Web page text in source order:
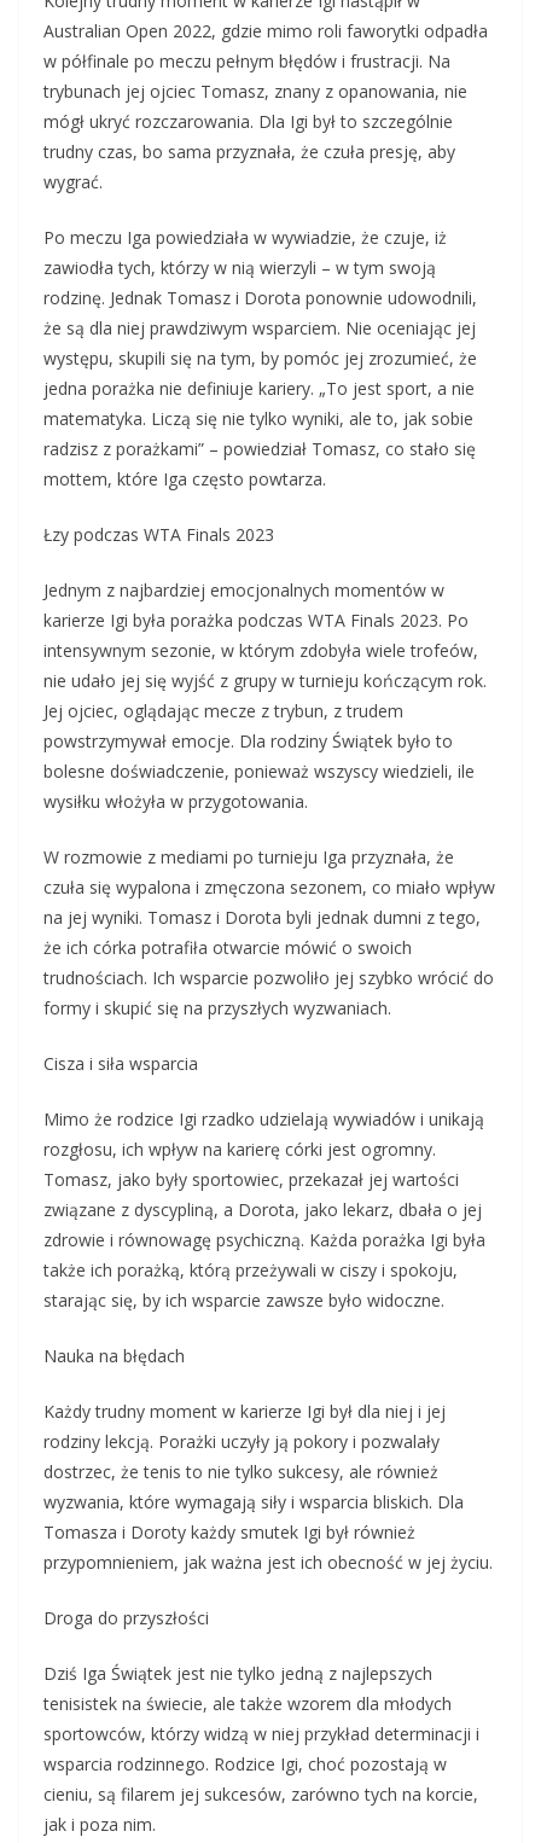
Australian Open 2022, gdzie mimo roli faworytki odpadła
w półfinale po meczu pełnym błędów i frustracji. Na
trybunach jej ojciec Tomasz, znany z opanowania, nie
mógł ukryć rozczarowania. Dla Igi był to szczególnie
trudny czas, bo sama przyznała, że czuła presję, aby
wygrać.
Po meczu Iga powiedziała w wywiadzie, że czuje, iż
zawiodła tych, którzy w nią wierzyli – w tym swoją
rodzinę. Jednak Tomasz i Dorota ponownie udowodnili,
że są dla niej prawdziwym wsparciem. Nie oceniając jej
występu, skupili się na tym, by pomóc jej zrozumieć, że
jedna porażka nie definiuje kariery. „To jest sport, a nie
matematyka. Liczą się nie tylko wyniki, ale to, jak sobie
radzisz z porażkami” – powiedział Tomasz, co stało się
mottem, które Iga często powtarza.
Łzy podczas WTA Finals 2023
Jednym z najbardziej emocjonalnych momentów w
karierze Igi była porażka podczas WTA Finals 2023. Po
intensywnym sezonie, w którym zdobyła wiele trofeów,
nie udało jej się wyjść z grupy w turnieju kończącym rok.
Jej ojciec, oglądając mecze z trybun, z trudem
powstrzymywał emocje. Dla rodziny Świątek było to
bolesne doświadczenie, ponieważ wszyscy wiedzieli, ile
wysiłku włożyła w przygotowania.
W rozmowie z mediami po turnieju Iga przyznała, że
czuła się wypalona i zmęczona sezonem, co miało wpływ
na jej wyniki. Tomasz i Dorota byli jednak dumni z tego,
że ich córka potrafiła otwarcie mówić o swoich
trudnościach. Ich wsparcie pozwoliło jej szybko wrócić do
formy i skupić się na przyszłych wyzwaniach.
Cisza i siła wsparcia
Mimo że rodzice Igi rzadko udzielają wywiadów i unikają
rozgłosu, ich wpływ na karierę córki jest ogromny.
Tomasz, jako były sportowiec, przekazał jej wartości
związane z dyscypliną, a Dorota, jako lekarz, dbała o jej
zdrowie i równowagę psychiczną. Każda porażka Igi była
także ich porażką, którą przeżywali w ciszy i spokoju,
starając się, by ich wsparcie zawsze było widoczne.
Nauka na błędach
Każdy trudny moment w karierze Igi był dla niej i jej
rodziny lekcją. Porażki uczyły ją pokory i pozwalały
dostrzec, że tenis to nie tylko sukcesy, ale również
wyzwania, które wymagają siły i wsparcia bliskich. Dla
Tomasza i Doroty każdy smutek Igi był również
przypomnieniem, jak ważna jest ich obecność w jej życiu.
Droga do przyszłości
Dziś Iga Świątek jest nie tylko jedną z najlepszych
tenisistek na świecie, ale także wzorem dla młodych
sportowców, którzy widzą w niej przykład determinacji i
wsparcia rodzinnego. Rodzice Igi, choć pozostają w
cieniu, są filarem jej sukcesów, zarówno tych na korcie,
jak i poza nim.